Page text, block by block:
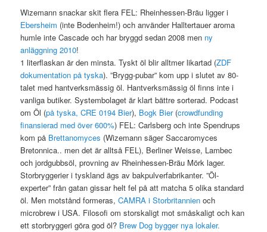
Wizemann snackar skit flera FEL: Rheinhessen-Bräu ligger i
Ebersheim (inte Bodenheim!) och använder Halltertauer aroma
humle inte Cascade och har bryggd sedan 2008 men ny
anläggning 2010!
1 literflaskan är den minsta. Tyskt öl blir alltmer likartad (ZDF
dokumentation på tyska). ”Brygg-pubar” kom upp i slutet av 80-
talet med hantverksmässig öl. Hantverksmässig öl finns inte i
vanliga butiker. Systembolaget är klart bättre sorterad. Podcast
om Öl (på tyska, CRE 0194 Bier), Bogk Bier (crowdfunding
finansierad med över 600%) FEL: Carlsberg och inte Spendrups
kom på Brettanomyces (Wizemann säger Saccaromyces
Bretonnica.. men det är alltså FEL), Berliner Weisse, Lambec
och jordgubbsöl, provning av Rheinhessen-Bräu Mörk lager.
Storbryggerier i tyskland ägs av bakpulverfabrikanter. ”Öl-
experter” från gatan gissar helt fel på att matcha 5 olika standard
öl. Men motstånd formeras,CAMRA i Storbritannien och
microbrew i USA. Filosofi om storskaligt mot småskaligt och kan
ett storbryggeri göra god öl? Brew Dog bygger nya lokaler.